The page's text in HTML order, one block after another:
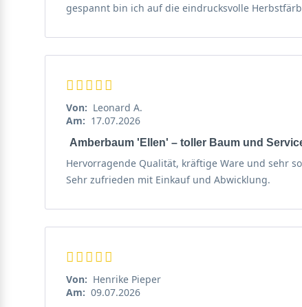
der winterlichen Silhouette von Liquidambar
Der Amberbaum ’Ellen‘ wächst bevorzugt auf
‘Ellen‘ mit einem anmutigen Wuchs. Kalkhaltige
der Bewässerung bedacht werden, so dass
Die Wurzeln des Taiwanesische Amberbaum
Der Amberbaum ’Ellen‘ gedeiht am prächtigsten
zauberhaften Charme.
gespannt bin ich auf die eindrucksvolle
Von: Leonard A.
Am: 17.07.2026
Amberbaum 'Ellen' – toller Baum und
Hervorragende Qualität, kräftige Ware und sehr
Sehr zufrieden mit Einkauf und Abwicklung.
Von: Henrike Pieper
Am: 09.07.2026